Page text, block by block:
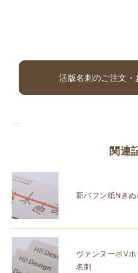
活版名刺のご注文・
関連
新バフン紙Nき
ヴァンヌーボV
名刺